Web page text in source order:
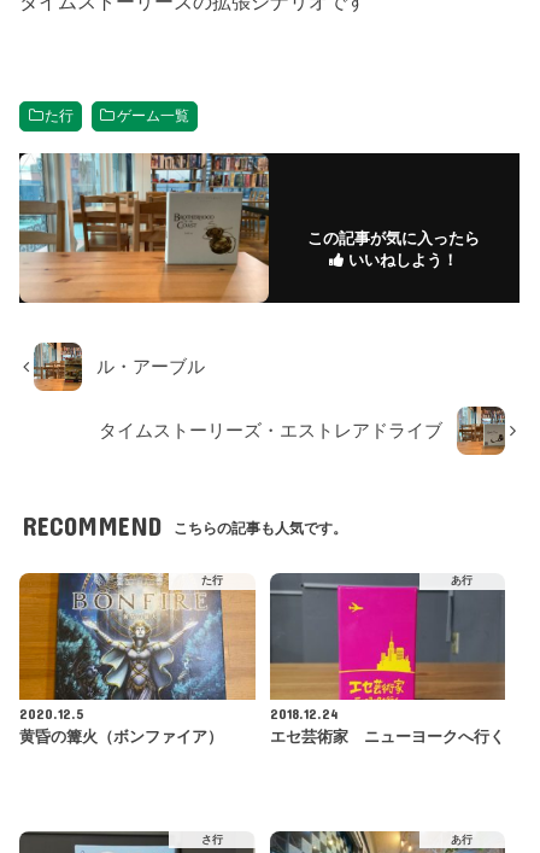
た行 ゲーム一覧
この記事が気に入ったら
いいねしよう！
ル・アーブル
タイムストーリーズ・エストレアドライブ
RECOMMEND こちらの記事も人気です。
た行
2020.12.5
黄昏の篝火（ボンファイア）
あ行
2018.12.24
エセ芸術家 ニューヨークへ行く
さ行 あ行